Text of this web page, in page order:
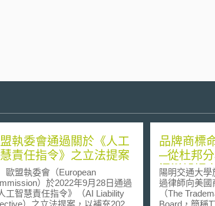
執委會通過關於《人工
責任指令》之立法提案
盟執委會（European
）於2022年9月28日通過
工智慧責任指令》（AI Liability
）之立法提案，以補充2021
品牌商標
─從杜邦
混淆誤認
陽明交通大學
過律師向美國
（The
Board，簡稱